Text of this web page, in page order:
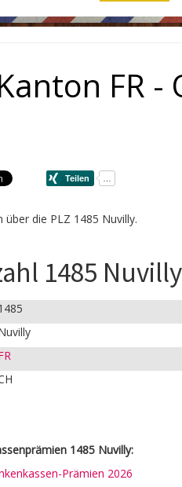
FR -
die PLZ 1485 Nuvilly.
1485
1485 Nuvilly:
Prämien 2026